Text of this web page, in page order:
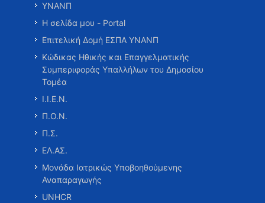
ΥΝΑΝΠ
Η σελίδα μου - Portal
Επιτελική Δομή ΕΣΠΑ ΥΝΑΝΠ
Κώδικας Ηθικής και Επαγγελματικής
Συμπεριφοράς Υπαλλήλων του Δημοσίου
Τομέα
Ι.Ι.Ε.Ν.
Π.Ο.Ν.
Π.Σ.
ΕΛ.ΑΣ.
Μονάδα Ιατρικώς Υποβοηθούμενης
Αναπαραγωγής
UNHCR